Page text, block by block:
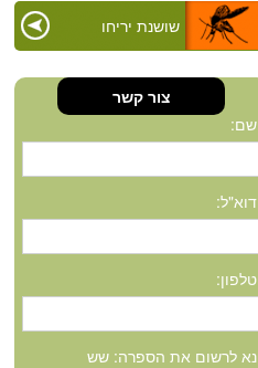
שושנת יריחו
צור קשר
שם:
דוא"ל:
טלפון:
נא לרשום את הספרה: שש